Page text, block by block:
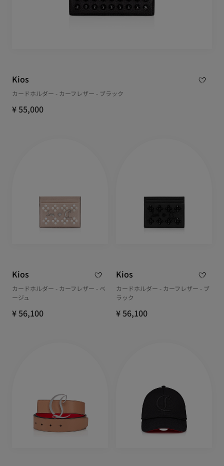
Kios
カードホルダー - カーフレザー - ブラック
¥ 55,000
Kios
カードホルダー - カーフレザー - ベ
ージュ
¥ 56,100
Kios
カードホルダー - カーフレザー - ブ
ラック
¥ 56,100